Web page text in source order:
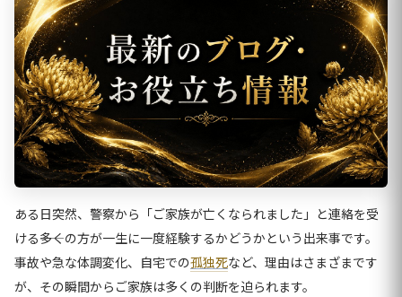
ある日突然、警察から「ご家族が亡くなられました」と連絡を受
ける――多くの方が一生に一度経験するかどうかという出来事です。
事故や急な体調変化、自宅での孤独死など、理由はさまざまです
が、その瞬間からご家族は多くの判断を迫られます。